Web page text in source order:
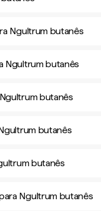
Ngultrum butanês
Ngultrum butanês
butanês
butanês
butanês
Ngultrum butanês